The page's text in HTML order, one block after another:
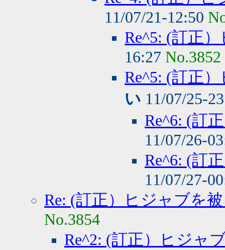
11/07/21-12:50
Re^5: (訂正
16:27 No.3852
Re^5: (訂正
い 11/07/25-
Re^6: (訂
11/07/26-
Re^6: (訂
11/07/27-
Re: (訂正）ヒジャブを
No.3854
Re^2: (訂正）ヒジャ